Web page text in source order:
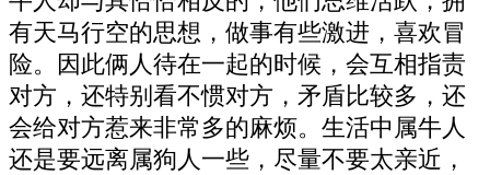
有天马行空的思想，做事有些激进，喜欢冒
险。因此俩人待在一起的时候，会互相指责
对方，还特别看不惯对方，矛盾比较多，还
会给对方惹来非常多的麻烦。生活中属牛人
还是要远离属狗人一些，尽量不要太亲近，